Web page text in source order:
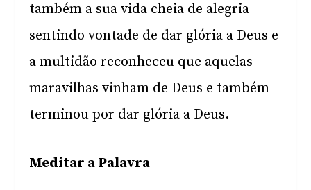
também a sua vida cheia de alegria
sentindo vontade de dar glória a Deus e
a multidão reconheceu que aquelas
maravilhas vinham de Deus e também
terminou por dar glória a Deus.
Meditar a Palavra